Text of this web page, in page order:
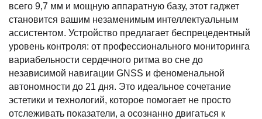
всего 9,7 мм и мощную аппаратную базу, этот гаджет
становится вашим незаменимым интеллектуальным
ассистентом. Устройство предлагает беспрецедентный
уровень контроля: от профессионального мониторинга
вариабельности сердечного ритма во сне до
независимой навигации GNSS и феноменальной
автономности до 21 дня. Это идеальное сочетание
эстетики и технологий, которое помогает не просто
отслеживать показатели, а осознанно двигаться к